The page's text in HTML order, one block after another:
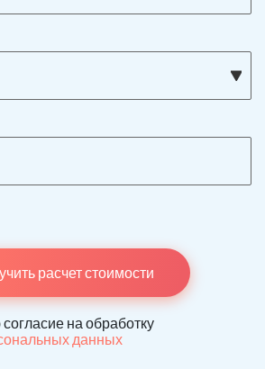
расчет стоимости
на обработку
данных